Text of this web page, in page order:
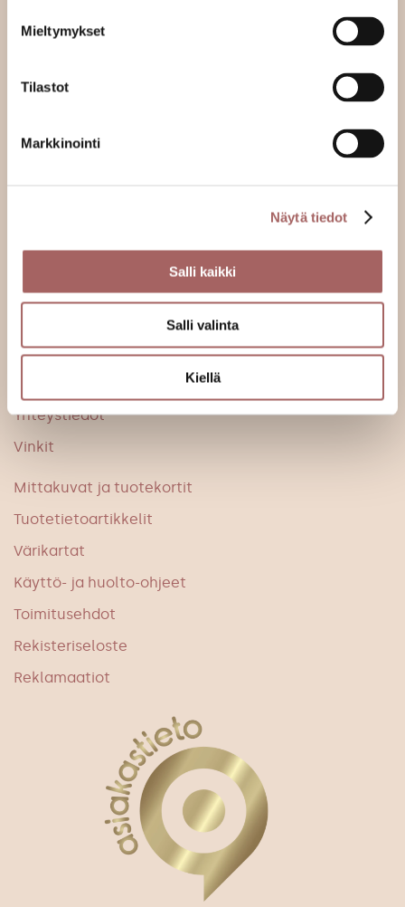
Mieltymykset
Tilastot
Markkinointi
Näytä tiedot
Salli kaikki
Salli valinta
Kiellä
Osiolta löydät monipuolisesti vaihtoehtoja
Meiltä saat mm. mittatilaustyönä tehdyt alumiiniset
rullaverhot, markiisit, liukuovet ja verhokiskot.
Palvelut
Yhteystiedot
Vinkit
Mittakuvat ja tuotekortit
Tuotetietoartikkelit
Värikartat
Käyttö- ja huolto-ohjeet
Toimitusehdot
Rekisteriseloste
Reklamaatiot